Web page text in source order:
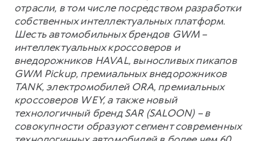
отрасли, в том числе посредством разработки
собственных интеллектуальных платформ.
Шесть автомобильных брендов GWM –
интеллектуальных кроссоверов и
внедорожников HAVAL, выносливых пикапов
GWM Pickup, премиальных внедорожников
TANK, электромобилей ORA, премиальных
кроссоверов WEY, а также новый
технологичный бренд SAR (SALOON) – в
совокупности образуют сегмент современных